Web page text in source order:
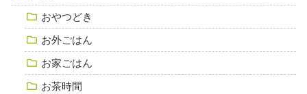
おやつどき
お外ごはん
お家ごはん
お茶時間